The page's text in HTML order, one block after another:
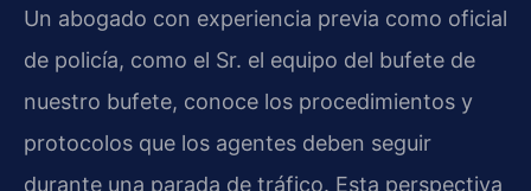
Un abogado con experiencia previa como oficial
de policía, como el Sr. el equipo del bufete de
nuestro bufete, conoce los procedimientos y
protocolos que los agentes deben seguir
durante una parada de tráfico. Esta perspectiva